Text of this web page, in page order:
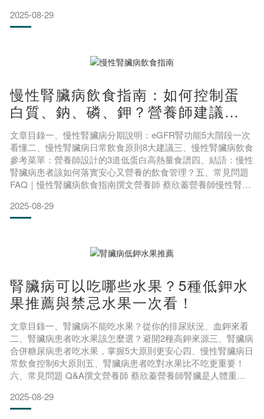
問題（FAQ）撰文營養師 蔡欣蓁營養師鉀離子(Potassium+)是
人體不可或缺的電解質之一，與鈉、鈣、鎂等一同維持體內電
2025-08-29
慢性腎臟病飲食指南：如何控制蛋
白質、鈉、磷、鉀？營養師建議與
參考菜單一次看懂
文章目錄一、慢性腎臟病分期說明：eGFR腎功能5大階段一次
看懂二、慢性腎臟病日常飲食原則8大建議三、慢性腎臟病飲食
參考菜單：營養師設計的3道低蛋白高熱量食譜四、結語：慢性
腎臟病患者該如何落實安心又營養的飲食管理？五、常見問題
FAQ｜慢性腎臟病飲食指南撰文營養師 蔡欣蓁營養師慢性腎臟
患者來說都可能是潛藏風險的高鈉、高鉀或高磷地雷。對腎病
患者來說，最重要的事情是「延緩腎功能衰退」，此時就要注
2025-08-29
腎臟病可以吃哪些水果？5種低鉀水
果推薦與禁忌水果一次看！
文章目錄一、腎臟病不能吃水果？從你的排尿狀況、血鉀來看
二、腎臟病患者吃水果該怎麼選？避開2種高鉀來源三、腎臟病
合併糖尿病患者吃水果，掌握5大原則更安心四、慢性腎臟病日
常飲食控制6大原則五、腎臟病患者吃對水果比不吃更重要！
六、常見問題 Q&A撰文營養師 蔡欣蓁營養師腎臟是人體重要
整飲食來延緩腎功能的衰退，蛋白質、水份、礦物質的攝取量
都需格外注意。其中，最常被問到的問題之一就是：「腎臟病
2025-08-29